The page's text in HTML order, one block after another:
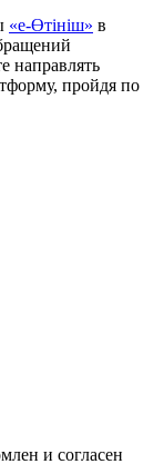
«е-Өтініш» в
направлять
пройдя по
и согласен